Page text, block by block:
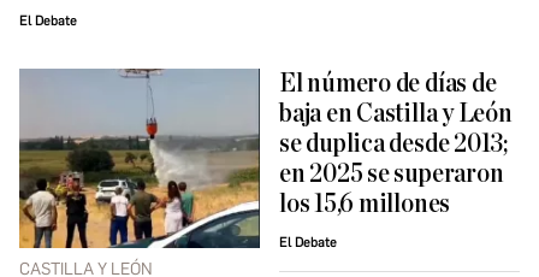
El Debate
CASTILLA Y LEÓN
El número de días de
baja en Castilla y León
se duplica desde 2013;
en 2025 se superaron
los 15,6 millones
El Debate